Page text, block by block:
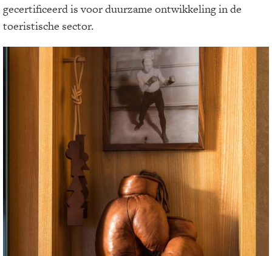
gecertificeerd is voor duurzame ontwikkeling in de
toeristische sector.